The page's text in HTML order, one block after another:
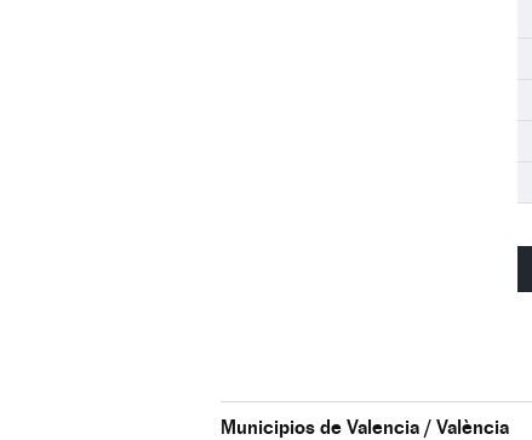
Municipios de Valencia / València